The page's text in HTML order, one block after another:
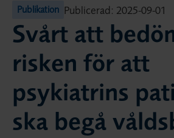
Publikation Publicerad: 2025-09-01
Svårt att
risken för att
psykiatrins
ska begå